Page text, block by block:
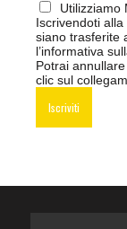
Utilizziamo
Iscrivendoti
siano trasferite
l’informativa
Potrai
clic sul